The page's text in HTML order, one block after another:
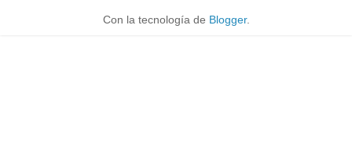
Con la tecnología de Blogger.